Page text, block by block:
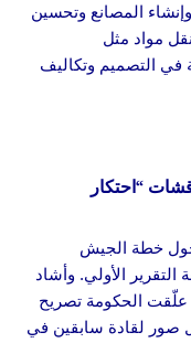
المصانع وتحسين
مواد مثل
في التصميم وتكاليف
“احتكار
حول خطة الجيش
التقرير الأولي. وأشاد
علّقت الحكومة تصريح
صور لقادة سابقين في